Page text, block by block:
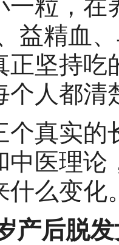
益精血
正坚持
个人都清
个真实
中医理
什么变化
产后脱